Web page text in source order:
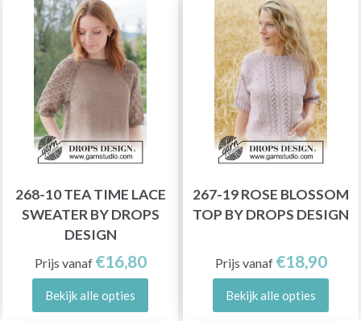
268-10 TEA TIME LACE
SWEATER BY DROPS
DESIGN
Prijs vanaf €16,80
Bekijk alle opties
267-19 ROSE BLOSSOM
TOP BY DROPS DESIGN
Prijs vanaf €18,90
Bekijk alle opties